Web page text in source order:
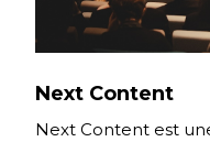
Next Content
Next Content est